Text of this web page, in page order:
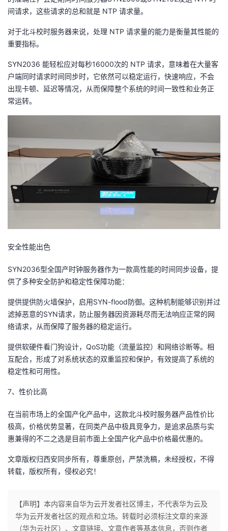
间请求，这些请求的总和就是 NTP 请求量。
对于北斗校时服务器来说，处理 NTP 请求量的能力是衡量其性能的
重要指标。
SYN2036 能轻松应对每秒16000次的 NTP 请求，意味着在大量客
户端同时请求时间同步时，它依然可以稳定运行，快速响应，不会
出现卡顿、延迟等情况，从而保障整个系统的时间一致性和业务正
常运转。
安全性能出色
SYN2036型全国产时钟服务器作为一款高性能的时间同步设备，提
供了多种安全防护和稳定性保障功能：
提供提供防火墙保护，启用SYN-flood防御。这种机制能够识别并过
滤掉恶意的SYN请求，防止服务器因资源耗尽而无法响应正常的网
络请求，从而保障了服务器的稳定运行。
提供软硬件看门狗设计，QoS功能（流量监控）和网络诊断等。相
互配合，形成了对系统状态的双重监控和保护，有效提高了系统的
稳定性和可用性。
7、性价比高
在当前市场上的全国产化产品中，这款北斗校时服务器产品性价比
极高，价格优势显著，在同类产品中极具竞争力，是追求品质与实
惠兼得的不二之选是目前市面上全国产化产品中价格最优惠的。
文章版权归西安同步所有，尊重原创，严禁洗稿，未经授权，不得
转载，版权所有，侵权必究！
【声明】本内容来自华为云开发者社区博主，不代表华为云及
华为云开发者社区的观点和立场。转载时必须标注文章的来源
（华为云社区）、文章链接、文章作者等基本信息，否则作者